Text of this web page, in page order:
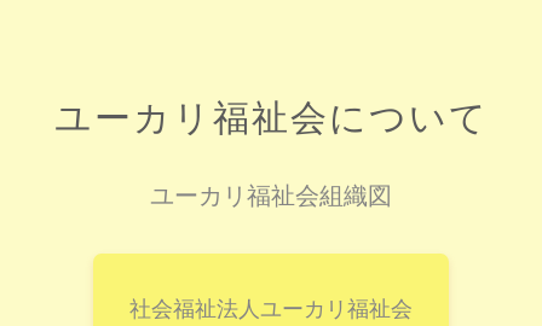
ユーカリ福祉会について
ユーカリ福祉会組織図
社会福祉法人ユーカリ福祉会